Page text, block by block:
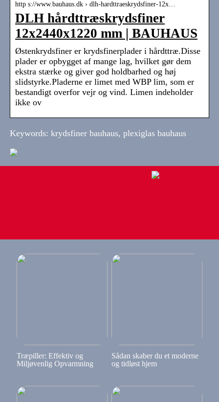
http s://www.bauhaus.dk › dlh-hardttraeskrydsfiner-12x…
DLH hårdttræskrydsfiner
12x2440x1220 mm | BAUHAUS
Østenkrydsfiner er krydsfinerplader i hårdttræ.Disse
plader er opbygget af mange lag, hvilket gør dem
ekstra stærke og giver god holdbarhed og høj
slidstyrke.Pladerne er limet med WBP lim, som er
bestandigt overfor vejr og vind. Limen indeholder
ikke ov
Keywords: krydsfiner bauhaus, plexiglas bauhaus
Træpiller: Effektiv og
Miljøvenlig Opvarmning
Sådan skaber du et moderne
og tidløst hjem